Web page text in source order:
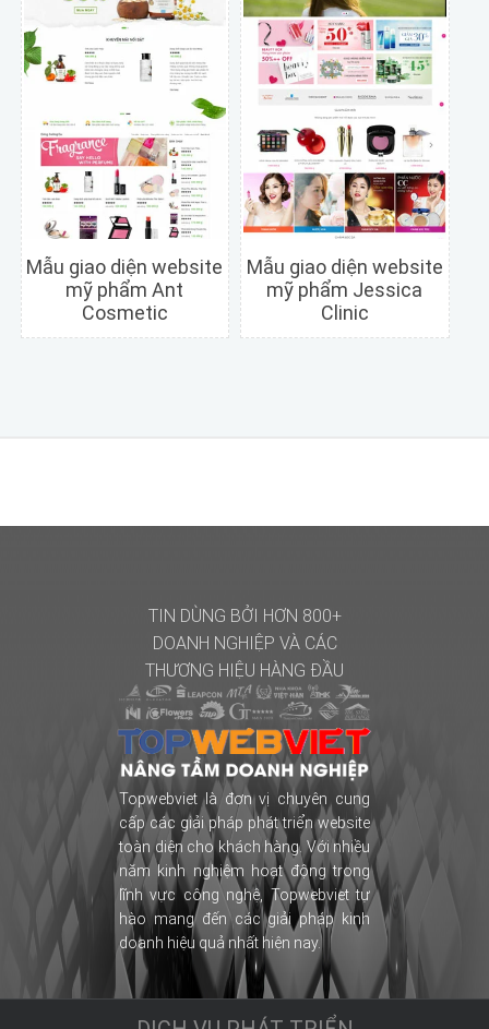
Chi tiết Xem trước
Mẫu giao diện website
mỹ phẩm Ant
Cosmetic
Xem trước
Mẫu giao diện website
mỹ phẩm Jessica
Clinic
TIN DÙNG BỞI HƠN 800+
DOANH NGHIỆP VÀ CÁC
THƯƠNG HIỆU HÀNG ĐẦU
Topwebviet là đơn vị chuyên cung
cấp các giải pháp phát triển website
toàn diện cho khách hàng. Với nhiều
năm kinh nghiệm hoạt động trong
lĩnh vực công nghệ, Topwebviet tự
hào mang đến các giải pháp kinh
doanh hiệu quả nhất hiện nay.